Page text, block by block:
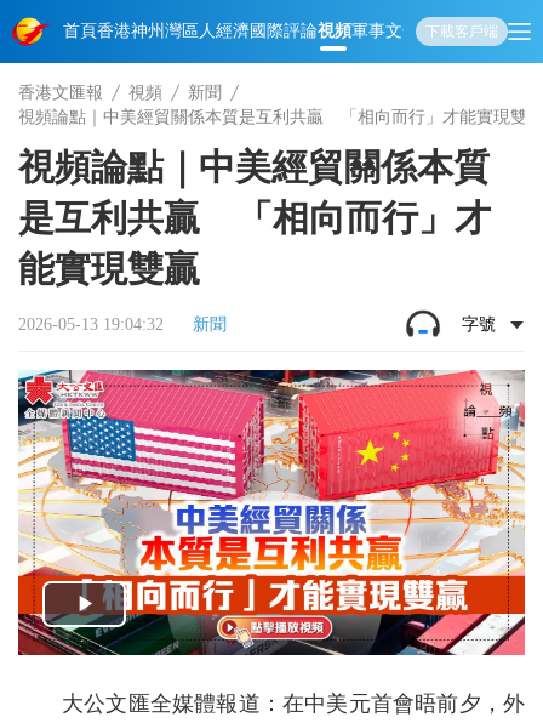
首頁香港神州 灣區人經濟國際評論視頻軍事文化 娛樂生活教育體
下載客戶端
香港文匯報 視頻
新聞
視頻論點｜中美經貿關係本質是互利共贏 「相向而行」才能實現雙贏
視頻論點｜中美經貿關係本質
是互利共贏 「相向而行」才
能實現雙贏
2026-05-13 19:04:32 新聞 字號
大公文匯全媒體報道：在中美元首會晤前夕，外